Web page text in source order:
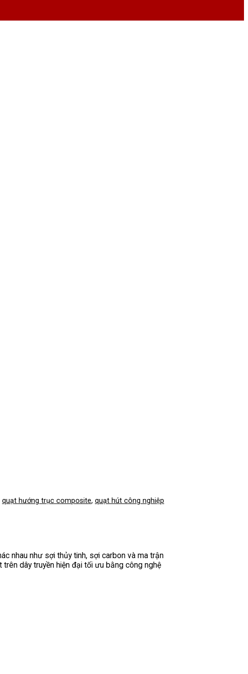
quạt hướng trục composite, quạt hút công nghiệp
nhau như sợi thủy tinh, sợi carbon và ma trận
dây truyền hiện đại tối ưu bằng công nghệ